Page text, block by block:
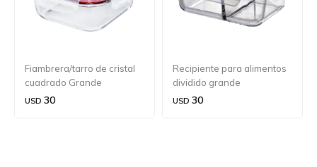
Fiambrera/tarro de cristal
cuadrado Grande
USD 30
Recipiente para alimentos
dividido grande
Kuchenprofi
USD 30